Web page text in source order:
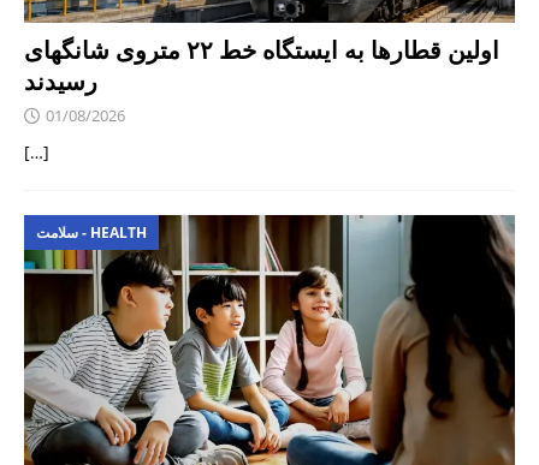
اولین قطارها به ایستگاه خط ۲۲ متروی شانگهای
رسیدند
01/08/2026
[…]
سلامت - HEALTH